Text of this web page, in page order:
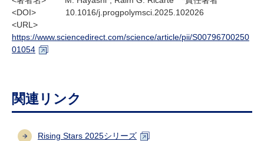
<DOI> 10.1016/j.progpolymsci.2025.102026
<URL>
https://www.sciencedirect.com/science/article/pii/S00796700250
01054
関連リンク
Rising Stars 2025シリーズ